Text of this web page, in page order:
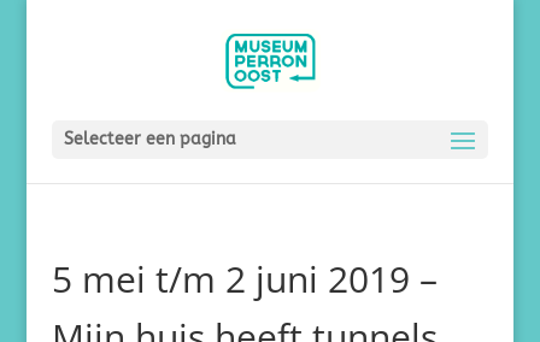
Selecteer een pagina
5 mei t/m 2 juni 2019 –